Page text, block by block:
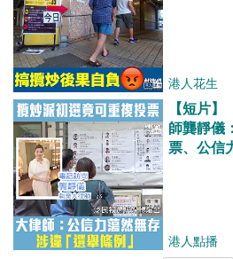
港人花生
【短片
師龔靜儀
票、公信
港人點播